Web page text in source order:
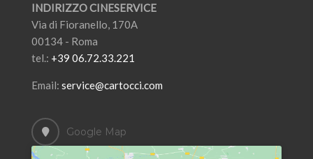
INDIRIZZO CINESERVICE
Via di Fioranello, 170A
00134 - Roma
tel.: +39 06.72.33.221
Email: service@cartocci.com
Google Map